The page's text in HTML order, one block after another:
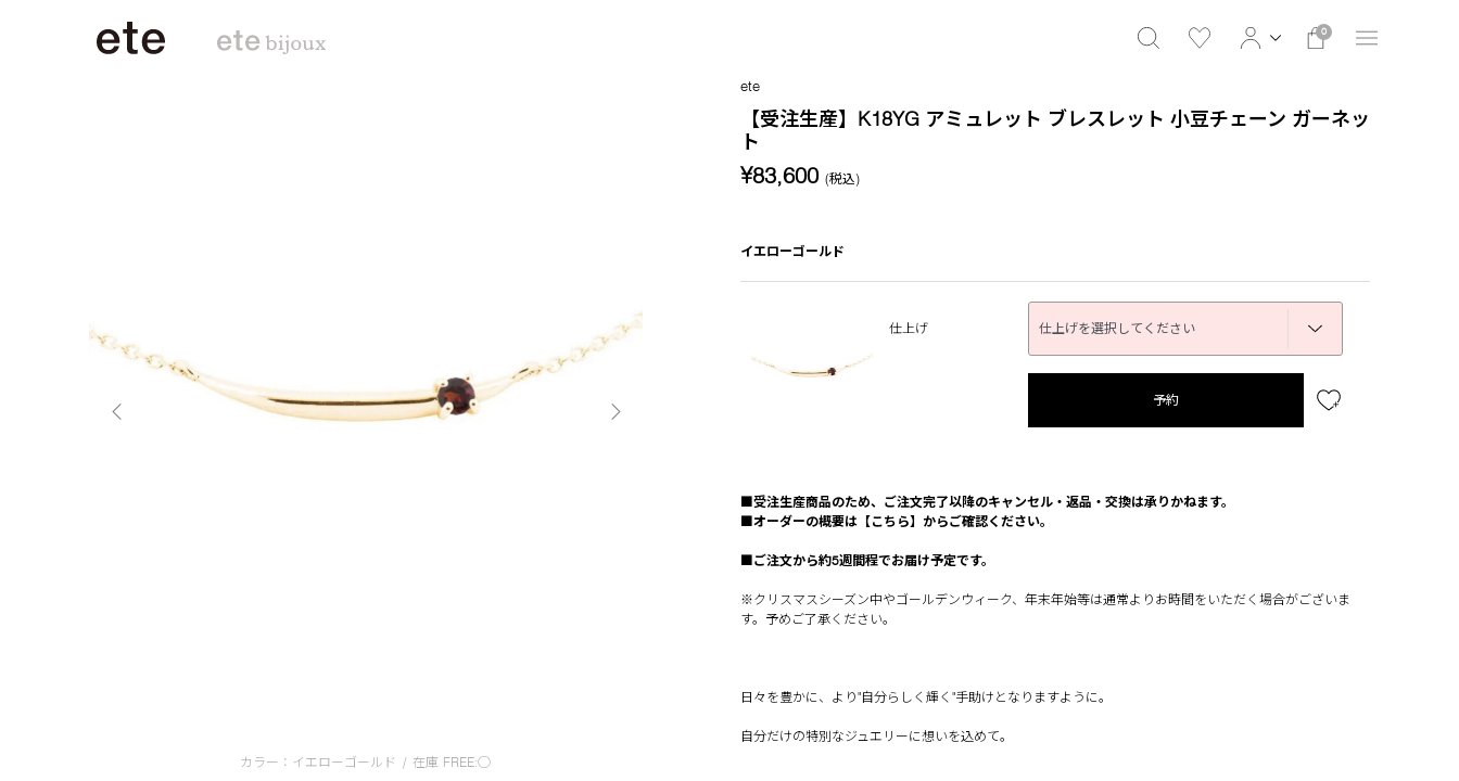
0
カラー：イエローゴールド / 在庫 FREE:◯
ete
【受注生産】K18YG アミュレット ブレスレット 小豆チェーン ガーネッ
ト
¥83,600 (税込)
イエローゴールド
仕上げ
予約
■受注生産商品のため、ご注文完了以降のキャンセル・返品・交換は承りかねます。
■オーダーの概要は 【こちら】 からご確認ください。
■ご注文から約5週間程でお届け予定です。
※クリスマスシーズン中やゴールデンウィーク、年末年始等は通常よりお時間をいただく場合がございま
す。予めご了承ください。
日々を豊かに、より"自分らしく輝く"手助けとなりますように。
自分だけの特別なジュエリーに想いを込めて。